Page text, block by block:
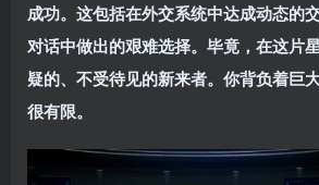
成功。这包括在外交系统中达成动态的
对话中做出的艰难选择。毕竟，在这片
疑的、不受待见的新来者。你背负着巨
很有限。